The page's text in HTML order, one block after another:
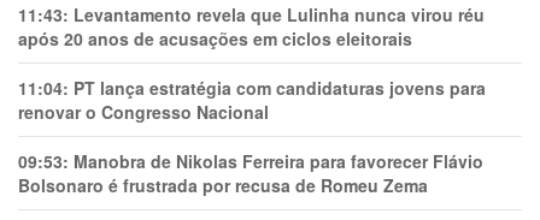
11:43: Levantamento revela que Lulinha nunca virou réu
após 20 anos de acusações em ciclos eleitorais
11:04: PT lança estratégia com candidaturas jovens para
renovar o Congresso Nacional
09:53: Manobra de Nikolas Ferreira para favorecer Flávio
Bolsonaro é frustrada por recusa de Romeu Zema